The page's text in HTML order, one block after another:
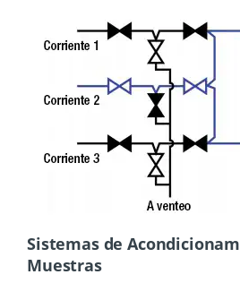
Sistemas de
Muestras